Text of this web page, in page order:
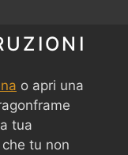
o apri una
tua
tu non